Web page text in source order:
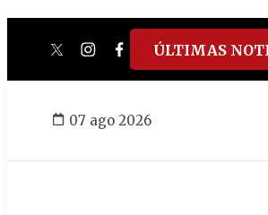
twitterinstagram
facebook
tiktokyoutube
spotify
ÚLTIMAS
07 ago 2026